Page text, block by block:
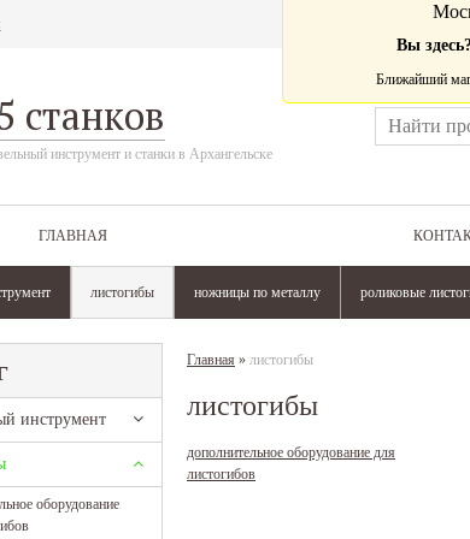
станков
инструмент и станки в Архангельске
ГЛАВНАЯ
листогибы ножницы по металлу роликовые
Вы
Ближайший
инструмент
оборудование
Главная » листогибы
листогибы
дополнительное оборудование для
листогибов